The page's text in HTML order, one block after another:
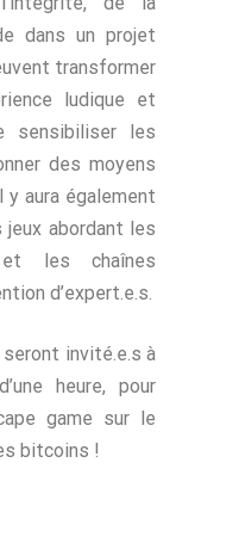
dans un projet
transformer
ludique et
sensibiliser les
des moyens
y aura également
abordant les
les chaînes
d’expert.e.s.
invité.e.s à
heure, pour
game sur le
bitcoins !